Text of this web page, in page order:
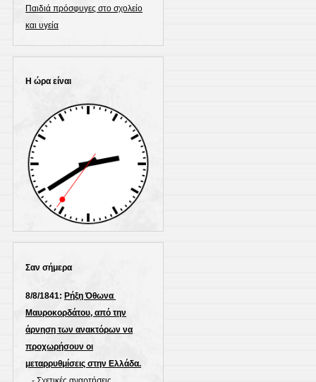
Παιδιά πρόσφυγες στο σχολείο
και υγεία
Η ώρα είναι
Σαν σήμερα
8/8/1841:Ρήξη Όθωνα 
Μαυροκορδάτου, από την
άρνηση των ανακτόρων να
προχωρήσουν οι
μεταρρυθμίσεις στην Ελλάδα.